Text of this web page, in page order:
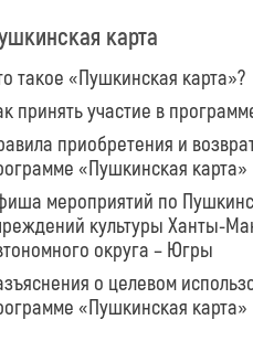
карта
такое «Пушкинская карта»?
принять участие в
приобретения и
«Пушкинская карта»
мероприятий по
культуры Ханты-
округа – Югры
о целевом
«Пушкинская карта»